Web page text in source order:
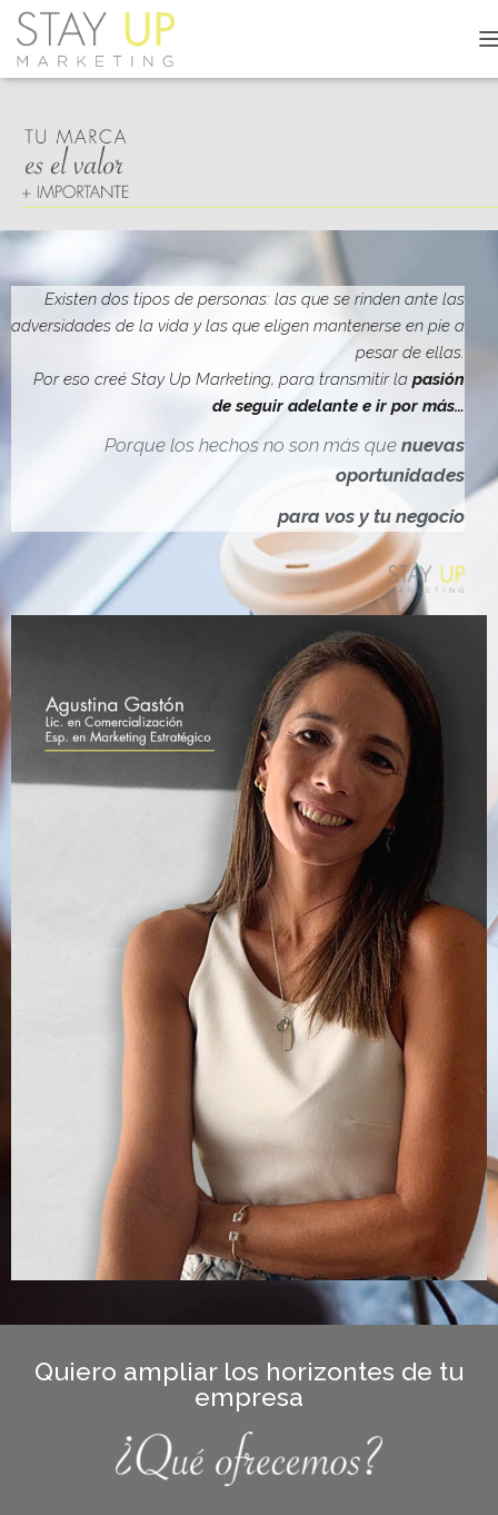
A
M
D
E
N
A
V
G
I
Ó
N
Existen dos tipos de personas: las que se rinden ante las
adversidades de la vida y las que eligen mantenerse en pie a
pesar de ellas.
Por eso creé Stay Up Marketing, para transmitir la pasión
de seguir adelante e ir por más…
Porque los hechos no son más que nuevas
oportunidades
para vos y tu negocio
Quiero ampliar los horizontes de tu
empresa